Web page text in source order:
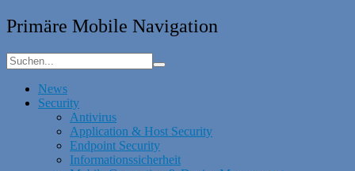
Primäre Mobile Navigation
News
Security
Antivirus
Application & Host Security
Endpoint Security
Informationssicherheit